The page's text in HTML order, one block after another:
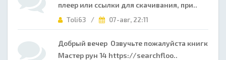
плеер или ссылки для скачивания, при..
Toli63 / 07-авг, 22:11
Добрый вечер Озвучьте пожалуйста книгк
Мастер рун 14 https://searchfloo..